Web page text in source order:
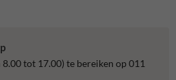
tot 17.00) te bereiken op 011